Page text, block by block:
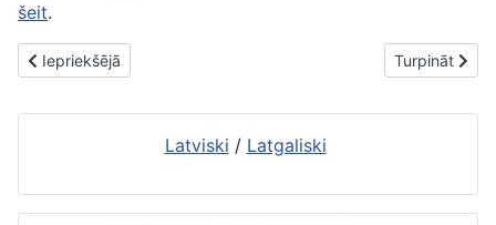
šeit.
Iepriekšējais raksts: Pavasara ieskandināšana
Iepriekšējā Nākamais
Turpināt
Latviski / Latgaliski